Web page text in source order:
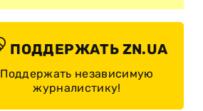
ПОДДЕРЖАТЬ ZN.UA
Поддержать независимую
журналистику!